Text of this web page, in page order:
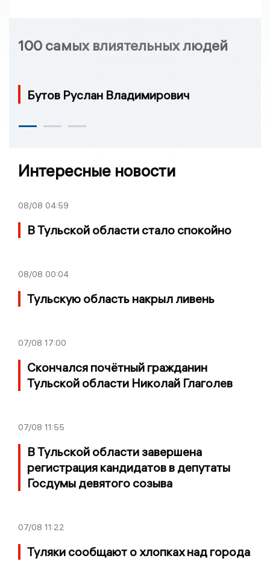
100 самых влиятельных людей
Бутов Руслан Владимирович
Интересные новости
08/08 04:59
В Тульской области стало спокойно
08/08 00:04
Тульскую область накрыл ливень
07/08 17:00
Скончался почётный гражданин
Тульской области Николай Глаголев
07/08 11:55
В Тульской области завершена
регистрация кандидатов в депутаты
Госдумы девятого созыва
07/08 11:22
Туляки сообщают о хлопках над города